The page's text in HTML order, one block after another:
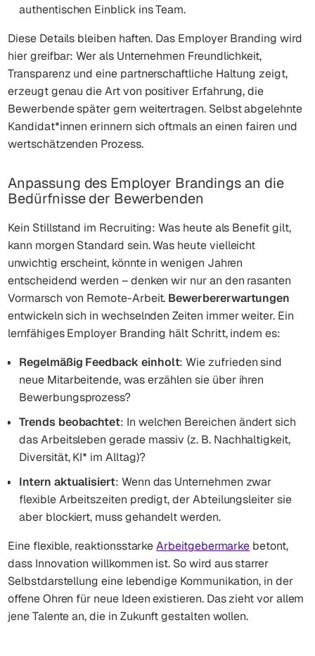
authentischen Einblick ins Team.
Diese Details bleiben haften. Das Employer Branding wird
hier greifbar: Wer als Unternehmen Freundlichkeit,
Transparenz und eine partnerschaftliche Haltung zeigt,
erzeugt genau die Art von positiver Erfahrung, die
Bewerbende später gern weitertragen. Selbst abgelehnte
Kandidat*innen erinnern sich oftmals an einen fairen und
wertschätzenden Prozess.
Anpassung des Employer Brandings an die
Bedürfnisse der Bewerbenden
Kein Stillstand im Recruiting: Was heute als Benefit gilt,
kann morgen Standard sein. Was heute vielleicht
unwichtig erscheint, könnte in wenigen Jahren
entscheidend werden – denken wir nur an den rasanten
Vormarsch von Remote-Arbeit. Bewerbererwartungen
entwickeln sich in wechselnden Zeiten immer weiter. Ein
lernfähiges Employer Branding hält Schritt, indem es:
Regelmäßig Feedback einholt: Wie zufrieden sind
neue Mitarbeitende, was erzählen sie über ihren
Bewerbungsprozess?
Trends beobachtet: In welchen Bereichen ändert sich
das Arbeitsleben gerade massiv (z. B. Nachhaltigkeit,
Diversität, KI* im Alltag)?
Intern aktualisiert: Wenn das Unternehmen zwar
flexible Arbeitszeiten predigt, der Abteilungsleiter sie
aber blockiert, muss gehandelt werden.
Eine flexible, reaktionsstarkeArbeitgebermarke betont,
dass Innovation willkommen ist. So wird aus starrer
Selbstdarstellung eine lebendige Kommunikation, in der
offene Ohren für neue Ideen existieren. Das zieht vor allem
jene Talente an, die in Zukunft gestalten wollen.